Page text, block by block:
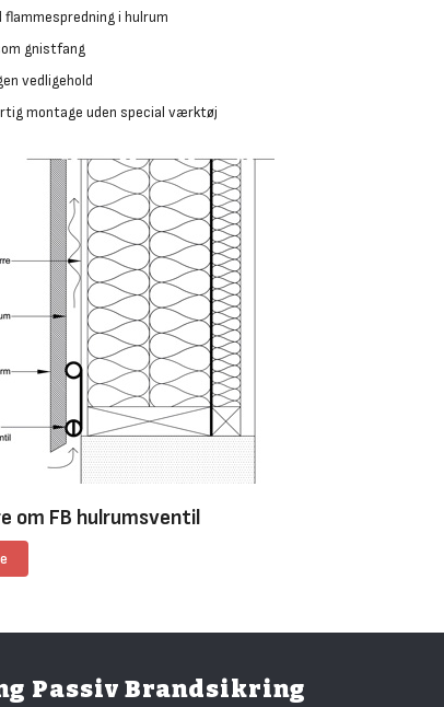
flammespredning i hulrum
gnistfang
vedligehold
montage uden special værktøj
om FB hulrumsventil
Passiv Brandsikring